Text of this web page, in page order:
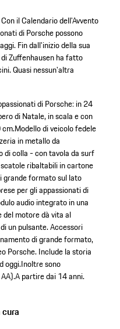
il Calendario dell'Avvento
di Porsche possono
Fin dall'inizio della sua
Zuffenhausen ha fatto
Quasi nessun'altra
di Porsche: in 24
di Natale, in scala e con
cm.Modello di veicolo fedele
in metallo da
di colla - con tavola da surf
ribaltabili in cartone
formato sul lato
per gli appassionati di
audio integrato in una
del motore dà vita al
un pulsante.Accessori
di grande formato,
Porsche. Include la storia
oggi.Inoltre sono
A partire dai 14 anni.